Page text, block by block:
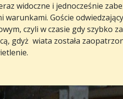
widoczne i jednocześnie
warunkami. Goście
czyli w czasie gdy szybko
gdyż wiata została